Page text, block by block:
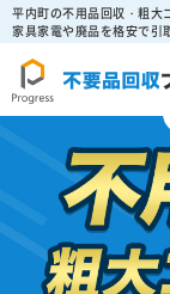
平内町の不用品回収・粗大
家具家電や廃品を格安で引